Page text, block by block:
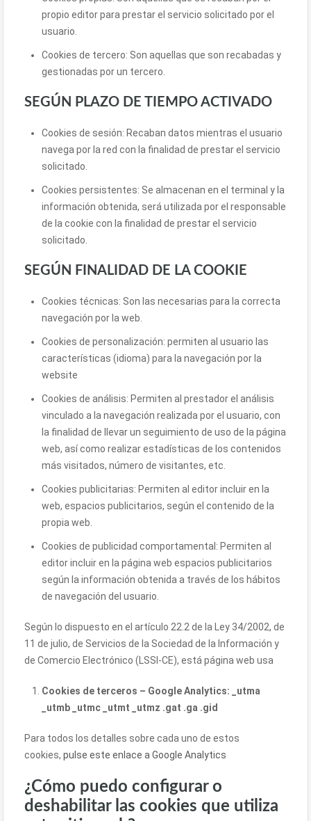
propio editor para prestar el servicio solicitado por el
usuario.
Cookies de tercero: Son aquellas que son recabadas y
gestionadas por un tercero.
SEGÚN PLAZO DE TIEMPO ACTIVADO
Cookies de sesión: Recaban datos mientras el usuario
navega por la red con la finalidad de prestar el servicio
solicitado.
Cookies persistentes: Se almacenan en el terminal y la
información obtenida, será utilizada por el responsable
de la cookie con la finalidad de prestar el servicio
solicitado.
SEGÚN FINALIDAD DE LA COOKIE
Cookies técnicas: Son las necesarias para la correcta
navegación por la web.
Cookies de personalización: permiten al usuario las
características (idioma) para la navegación por la
website
Cookies de análisis: Permiten al prestador el análisis
vinculado a la navegación realizada por el usuario, con
la finalidad de llevar un seguimiento de uso de la página
web, así como realizar estadísticas de los contenidos
más visitados, número de visitantes, etc.
Cookies publicitarias: Permiten al editor incluir en la
web, espacios publicitarios, según el contenido de la
propia web.
Cookies de publicidad comportamental: Permiten al
editor incluir en la página web espacios publicitarios
según la información obtenida a través de los hábitos
de navegación del usuario.
Según lo dispuesto en el artículo 22.2 de la Ley 34/2002, de
11 de julio, de Servicios de la Sociedad de la Información y
de Comercio Electrónico (LSSI-CE), está página web usa
Cookies de terceros – Google Analytics: _utma
_utmb _utmc _utmt _utmz .gat .ga .gid
Para todos los detalles sobre cada uno de estos
cookies, pulse este enlace a Google Analytics
¿Cómo puedo configurar o
deshabilitar las cookies que utiliza